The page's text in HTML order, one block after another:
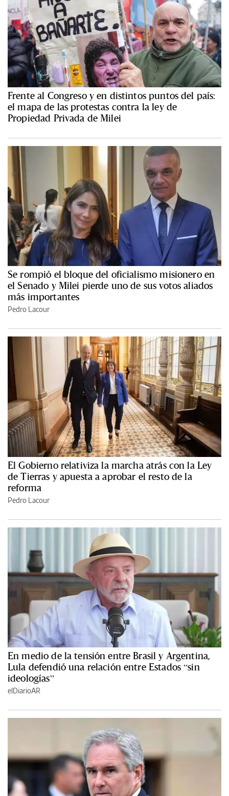
Frente al Congreso y en distintos puntos del país:
el mapa de las protestas contra la ley de
Propiedad Privada de Milei
Se rompió el bloque del oficialismo misionero en
el Senado y Milei pierde uno de sus votos aliados
más importantes
Pedro Lacour
El Gobierno relativiza la marcha atrás con la Ley
de Tierras y apuesta a aprobar el resto de la
reforma
Pedro Lacour
En medio de la tensión entre Brasil y Argentina,
Lula defendió una relación entre Estados “sin
ideologías”
elDiarioAR